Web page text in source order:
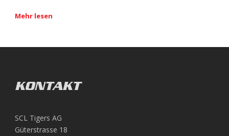
Mehr lesen
KONTAKT
SCL Tigers AG
Güterstrasse 18